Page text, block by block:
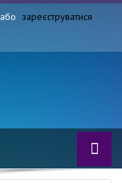
або зареєструватися